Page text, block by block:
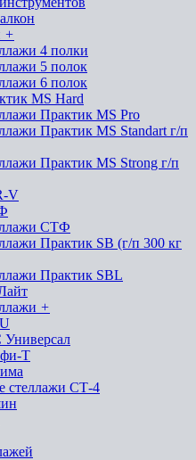
+
4 полки
5 полок
6 полок
MS Hard
Практик MS Pro
Практик MS Standart г/п
Практик MS Strong г/п
V
СТФ
Практик SB (г/п 300 кг
Практик SBL
+
Т
стеллажи СТ-4